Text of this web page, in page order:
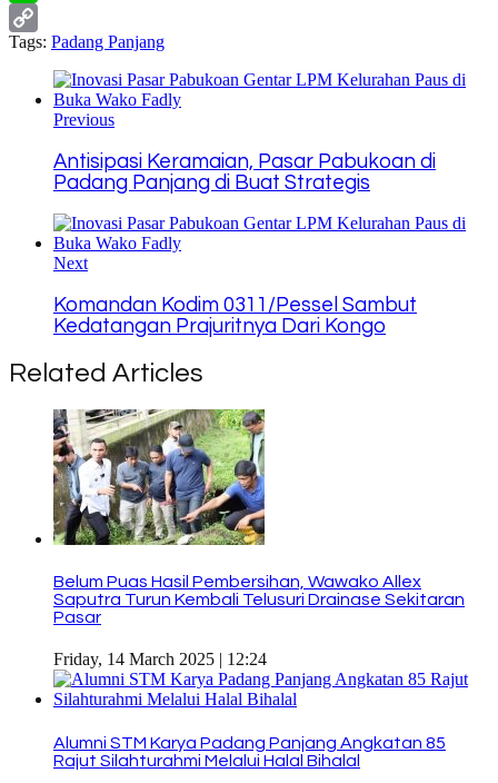
Line
Copy
Tags: Padang Panjang
Previous
Antisipasi Keramaian, Pasar Pabukoan di
Padang Panjang di Buat Strategis
Next
Komandan Kodim 0311/Pessel Sambut
Kedatangan Prajuritnya Dari Kongo
Related Articles
Belum Puas Hasil Pembersihan, Wawako Allex
Saputra Turun Kembali Telusuri Drainase Sekitaran
Pasar
Friday, 14 March 2025 | 12:24
Alumni STM Karya Padang Panjang Angkatan 85
Rajut Silahturahmi Melalui Halal Bihalal